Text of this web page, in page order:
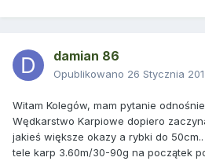
damian 86
Opublikowano 26 Stycznia
Witam Kolegów, mam pytanie
Wędkarstwo Karpiowe dopiero
jakieś większe okazy a rybki do
tele karp 3.60m/30-90g na początek